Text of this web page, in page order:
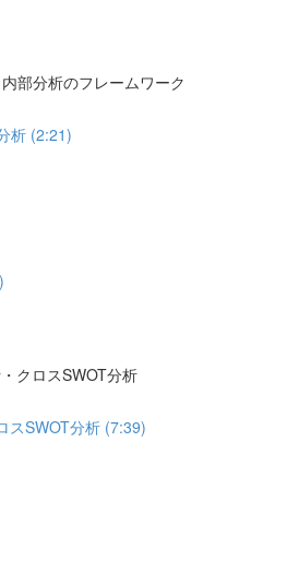
部分析のフレームワーク
析 (2:21)
クロスSWOT分析
スSWOT分析 (7:39)